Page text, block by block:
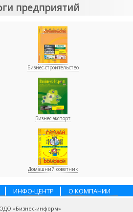
предприятий
Бизнес-строительство
Бизнес-экспорт
Домашний советник
ИНФО-ЦЕНТР
О КОМПАНИИ
«Бизнес-информ»